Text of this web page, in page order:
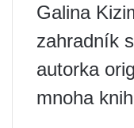
Galina
zahradník
autorka
mnoha knih